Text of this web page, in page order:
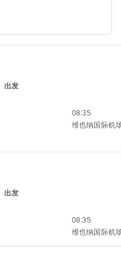
出发
08:35
维也纳国际机
出发
08:35
维也纳国际机